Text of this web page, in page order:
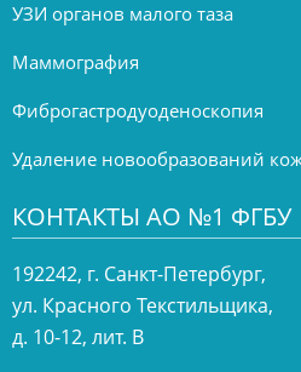
УЗИ органов малого таза
Маммография
Фиброгастродуоденоскопия
Удаление новообразований
КОНТАКТЫ АО №1 ФГБУ
192242, г. Санкт-Петербург,
ул. Красного Текстильщика,
д. 10-12, лит. В